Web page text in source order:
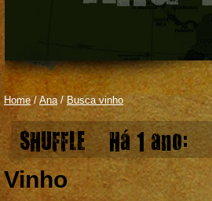
Home/ Ana/ Busca vinho
SHUFFLE Há 1 ano:
Vinho